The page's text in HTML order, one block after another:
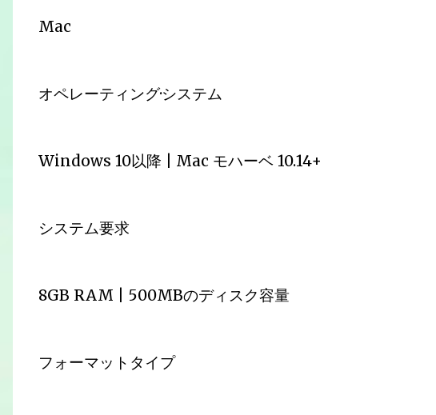
Mac
オペレーティング·システム
Windows 10以降 | Mac モハーベ 10.14+
システム要求
8GB RAM | 500MBのディスク容量
フォーマットタイプ